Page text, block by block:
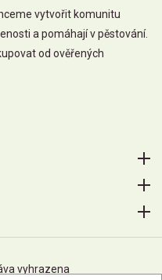
vytvořit komunitu
a pomáhají v pěstování.
od ověřených
vyhrazena